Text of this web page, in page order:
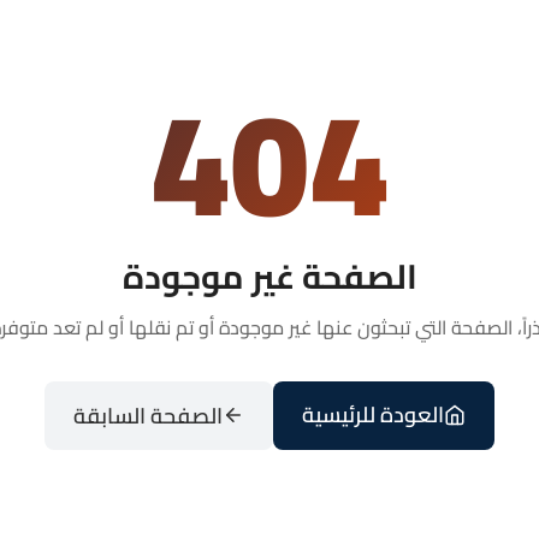
404
الصفحة غير موجودة
الصفحة التي تبحثون عنها غير موجودة أو تم نقلها أو لم تعد
العودة للرئيسية الصفحة السابقة